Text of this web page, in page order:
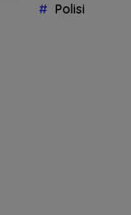
Polisi